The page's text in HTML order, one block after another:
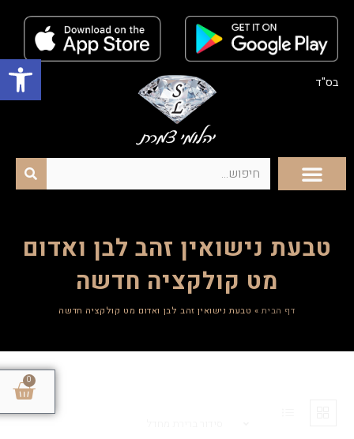
פתח סרגל נגישות בס"ד
0
טבעת נישואין זהב לבן ואדום
מט קולקציה חדשה
דף הבית» טבעת נישואין זהב לבן ואדום מט קולקציה חדשה